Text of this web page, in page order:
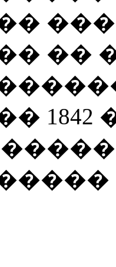
��
1842